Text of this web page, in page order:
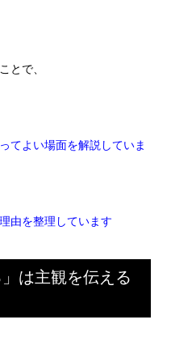
とで、
てよい場面を解説していま
由を整理しています
は主観を伝える